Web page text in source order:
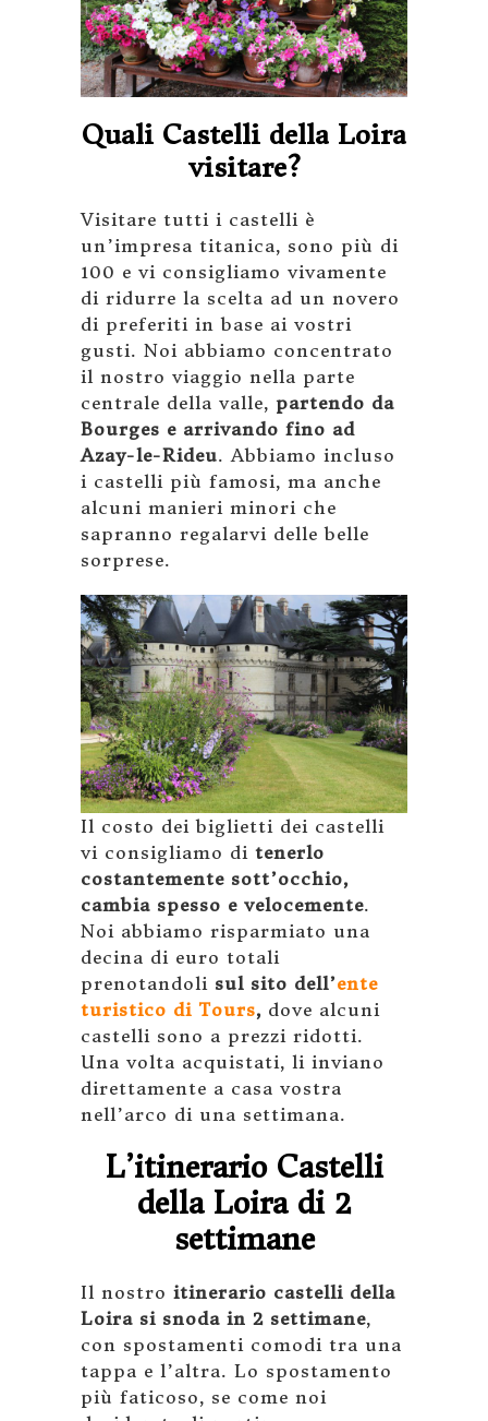
Quali Castelli della Loira
visitare?
Visitare tutti i castelli è
un’impresa titanica, sono più di
100 e vi consigliamo vivamente
di ridurre la scelta ad un novero
di preferiti in base ai vostri
gusti. Noi abbiamo concentrato
il nostro viaggio nella parte
centrale della valle, partendo da
Bourges e arrivando fino ad
Azay-le-Rideu. Abbiamo incluso
i castelli più famosi, ma anche
alcuni manieri minori che
sapranno regalarvi delle belle
sorprese.
Il costo dei biglietti dei castelli
vi consigliamo di tenerlo
costantemente sott’occhio,
cambia spesso e velocemente.
Noi abbiamo risparmiato una
decina di euro totali
prenotandoli sul sito dell’ente
turistico di Tours, dove alcuni
castelli sono a prezzi ridotti.
Una volta acquistati, li inviano
direttamente a casa vostra
nell’arco di una settimana.
L’itinerario Castelli
della Loira di 2
settimane
Il nostro itinerario castelli della
Loira si snoda in 2 settimane,
con spostamenti comodi tra una
tappa e l’altra. Lo spostamento
più faticoso, se come noi